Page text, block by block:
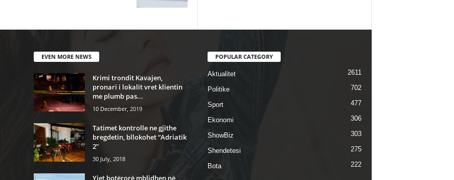
EVEN MORE NEWS
Krimi trondit Kavajen,
pronari i lokalit vret klientin
me plumb pas...
10 December, 2019
Tatimet kontrolle ne gjithe
bregdetin, bllokohet “Adriatik
2”
30 July, 2018
Yjet botërorë mblidhen në
POPULAR CATEGORY
Aktualitet 2611
Politike 702
Sport 477
Ekonomi 306
ShowBiz 303
Shendetesi 275
Bota 222